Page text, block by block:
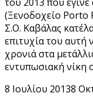
(Ξενοδοχείο Porto
Σ.Ο. Καβάλας
επιτυχία του αυτή
χρονιά στα
εντυπωσιακή νίκη
8 Ιουλίου 20138